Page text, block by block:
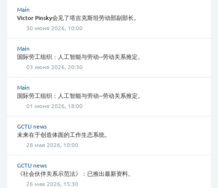
Main
Victor Pinsky会见了塔吉克斯坦劳动部副部长。
30 июня 2026, 10:00
Main
国际劳工组织：人工智能与劳动--劳动关系推定。
03 июня 2026, 20:30
Main
国际劳工组织：人工智能与劳动--劳动关系推定。
01 июня 2026, 18:00
GCTU news
未来在于创造体面的工作生态系统。
28 мая 2026, 10:00
GCTU news
《社会伙伴关系示范法》：已推出最新资料。
26 мая 2026, 15:30